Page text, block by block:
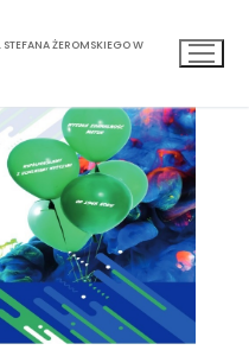
ŻEROMSKIEGO W